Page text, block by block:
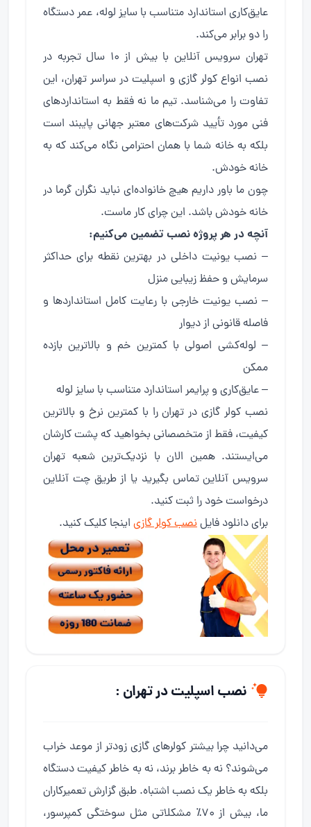
عایق‌کاری استاندارد متناسب با سایز لوله، عمر دستگاه
را دو برابر می‌کند.
تهران سرویس آنلاین با بیش از ۱۰ سال تجربه در
نصب انواع کولر گازی و اسپلیت در سراسر تهران، این
تفاوت را می‌شناسد. تیم ما نه فقط به استانداردهای
فنی مورد تأیید شرکت‌های معتبر جهانی پایبند است
بلکه به خانه شما با همان احترامی نگاه می‌کند که به
خانه خودش.
چون ما باور داریم هیچ خانواده‌ای نباید نگران گرما در
خانه خودش باشد. این چرای کار ماست.
آنچه در هر پروژه نصب تضمین می‌کنیم:
– نصب یونیت داخلی در بهترین نقطه برای حداکثر
سرمایش و حفظ زیبایی منزل
– نصب یونیت خارجی با رعایت کامل استانداردها و
فاصله قانونی از دیوار
– لوله‌کشی اصولی با کمترین خم و بالاترین بازده
ممکن
– عایق‌کاری و پرایمر استاندارد متناسب با سایز لوله
نصب کولر گازی در تهران را با کمترین نرخ و بالاترین
کیفیت، فقط از متخصصانی بخواهید که پشت کارشان
می‌ایستند. همین الان با نزدیک‌ترین شعبه تهران
سرویس آنلاین تماس بگیرید یا از طریق چت آنلاین
درخواست خود را ثبت کنید.
برای دانلود فایلنصب کولر گازی اینجا کلیک کنید.
نصب اسپلیت در تهران :
می‌دانید چرا بیشتر کولرهای گازی زودتر از موعد خراب
می‌شوند؟ نه به خاطر برند، نه به خاطر کیفیت دستگاه
بلکه به خاطر یک نصب اشتباه. طبق گزارش تعمیرکاران
ما، بیش از ۷۰٪ مشکلاتی مثل سوختگی کمپرسور،